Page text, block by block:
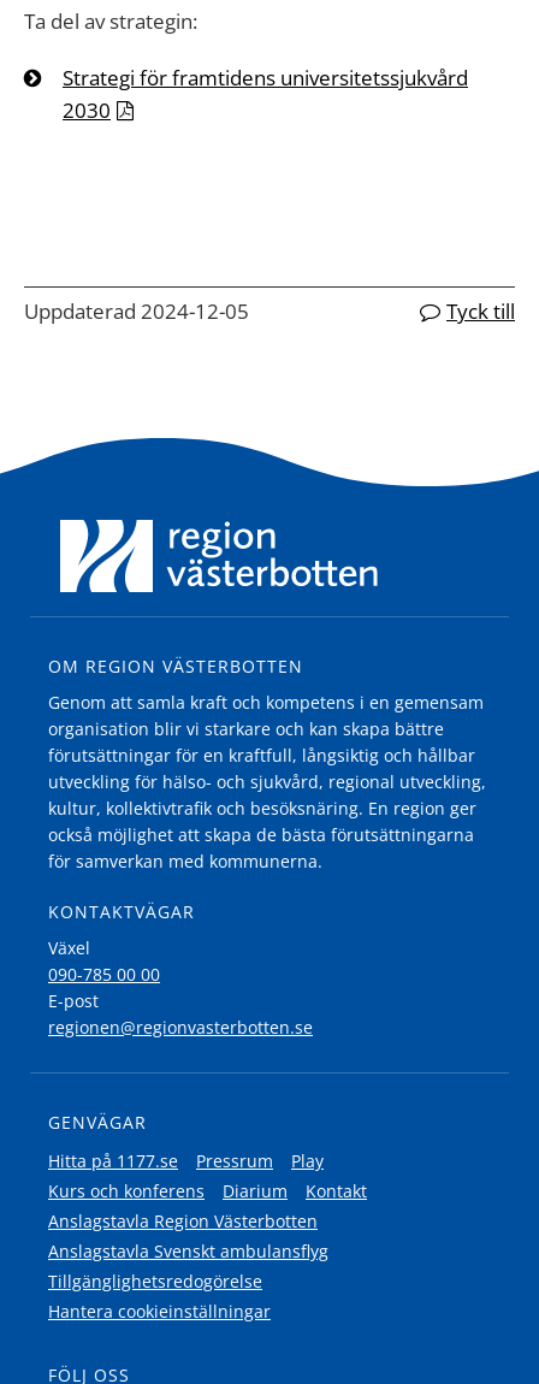
Ta del av strategin:
Strategi för framtidens universitetssjukvård
2030
Uppdaterad 2024-12-05 Tyck till
OM REGION VÄSTERBOTTEN
Genom att samla kraft och kompetens i en gemensam
organisation blir vi starkare och kan skapa bättre
förutsättningar för en kraftfull, långsiktig och hållbar
utveckling för hälso- och sjukvård, regional utveckling,
kultur, kollektivtrafik och besöksnäring. En region ger
också möjlighet att skapa de bästa förutsättningarna
för samverkan med kommunerna.
KONTAKTVÄGAR
Växel
090-785 00 00
E-post
regionen@regionvasterbotten.se
GENVÄGAR
Hitta på 1177.se
Pressrum
Play
Kurs och konferens
Diarium
Kontakt
Anslagstavla Region Västerbotten
Anslagstavla Svenskt ambulansflyg
Tillgänglighetsredogörelse
Hantera cookieinställningar
FÖLJ OSS